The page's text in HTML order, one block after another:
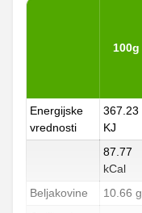
100g
Energijske
vrednosti
367.23
KJ
87.77
kCal
Beljakovine 10.66 g